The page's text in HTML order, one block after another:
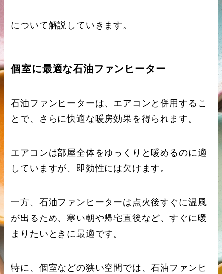
について解説していきます。
個室に最適な石油ファンヒーター
石油ファンヒーターは、エアコンと併用するこ
とで、さらに快適な暖房効果を得られます。
エアコンは部屋全体をゆっくりと暖めるのに適
していますが、即効性には欠けます。
一方、石油ファンヒーターは点火後すぐに温風
が出るため、寒い朝や帰宅直後など、すぐに暖
まりたいときに最適です。
特に、個室などの狭い空間では、石油ファンヒ